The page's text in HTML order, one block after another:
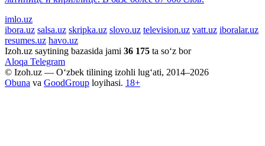
imlo.uz
ibora.uz salsa.uz skripka.uz slovo.uz television.uz vatt.uz iboralar.uz
resumes.uz havo.uz
Izoh.uz saytining bazasida jami 36 175 ta so‘z bor
Aloqa Telegram
© Izoh.uz — O‘zbek tilining izohli lug‘ati, 2014–2026
Obuna va GoodGroup loyihasi. 18+